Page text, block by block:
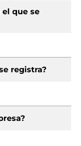
que se
registra?